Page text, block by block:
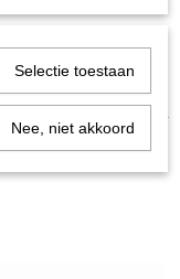
in het Märklin H0-
Selectie toestaan
Nee, niet akkoord